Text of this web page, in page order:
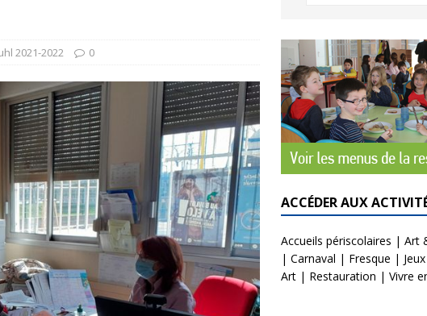
2021-2022 0
ACCÉDER AUX
Accueils périscolaires | Art
| Carnaval | Fresque | Jeux
Art| Restauration | Vivre